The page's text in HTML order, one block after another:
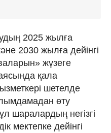
2025 жылға
2030 жылға дейінгі
жүзеге
қала
шетелде
өту
шаралардың негізгі
мектепке дейінгі